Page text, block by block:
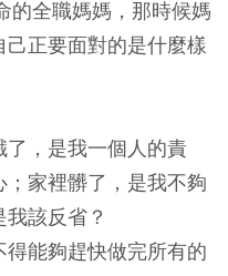
的全職媽媽，那時候媽
正要面對的是什麼樣
，是我一個人的責
家裡髒了，是我不夠
該反省？
能夠趕快做完所有的